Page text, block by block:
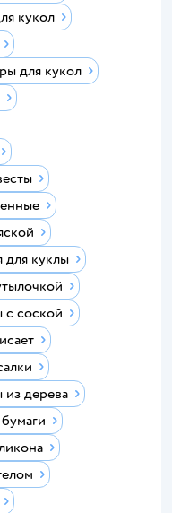
кукол
для кукол
для куклы
с соской
из дерева